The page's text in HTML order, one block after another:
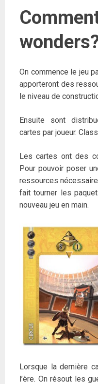
On commence le jeu
apporteront des
le niveau de
Ensuite sont
cartes par joueur.
Les cartes ont des
Pour pouvoir poser
ressources
fait tourner les
nouveau jeu en main.
Lorsque la dernière
l’ère. On résout les